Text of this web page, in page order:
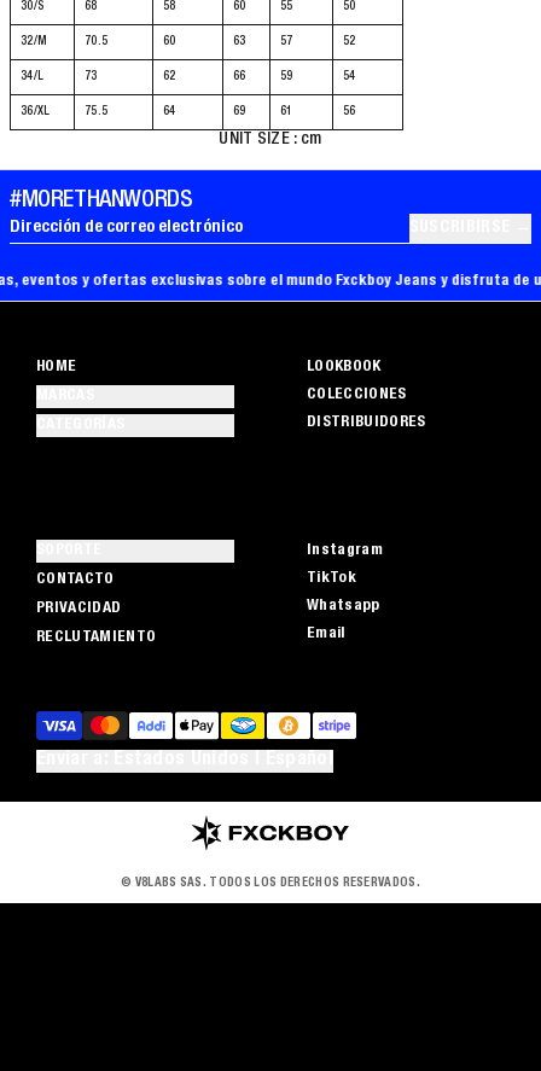
30/S 68 58 60 55 50
32/M 70.5 60 63 57 52
34/L 73 62 66 59 54
36/XL 75.5 64 69 61 56
UNIT SIZE : cm
#MORETHANWORDS
eventos y ofertas exclusivas sobre el mundo Fxckboy Jeans y disfruta de
HOME
LOOKBOOK
COLECCIONES
DISTRIBUIDORES
CONTACTO
PRIVACIDAD
RECLUTAMIENTO
Instagram
TikTok
Whatsapp
Email
© V8LABS SAS. TODOS LOS DERECHOS RESERVADOS.